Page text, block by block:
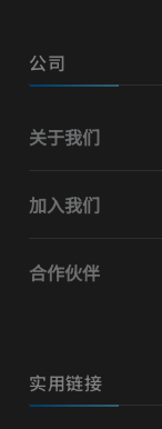
公司
关于我们
加入我们
合作伙伴
实用链接